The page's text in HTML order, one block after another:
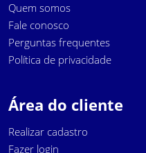
Quem somos
Fale conosco
Perguntas frequentes
Política de privacidade
Área do cliente
Realizar cadastro
Fazer login